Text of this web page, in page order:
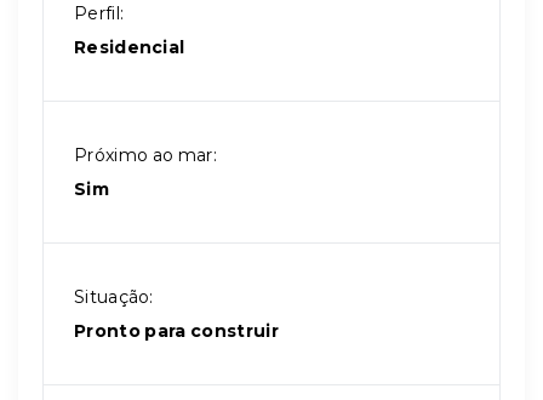
Perfil:
Residencial
Próximo ao mar:
Sim
Situação:
Pronto para construir